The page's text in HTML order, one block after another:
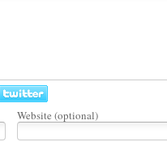
Website (optional)